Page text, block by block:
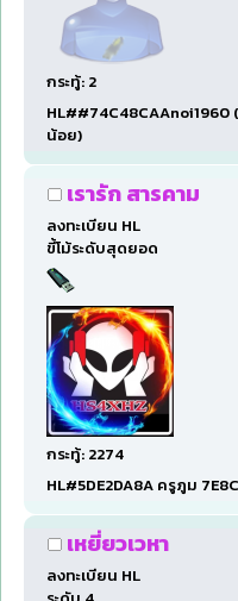
กระทู้: 2
HL##74C48CAAnoi1960
น้อย)
เรารัก สารคาม
ลงทะเบียน HL
ขี้โม้ระดับสุดยอด
กระทู้: 2274
HL#5DE2DA8A ครูภูม
เหยี่ยวเวหา
ลงทะเบียน HL